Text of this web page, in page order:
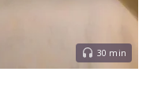
30 min